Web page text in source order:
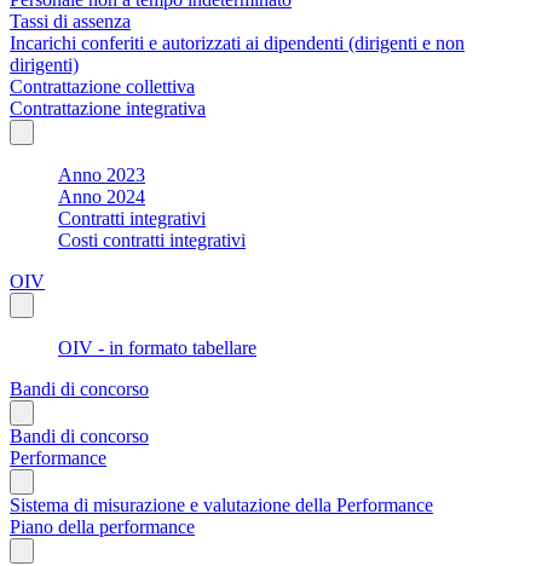
Tassi di assenza
Incarichi conferiti e autorizzati ai dipendenti (dirigenti e non
dirigenti)
Contrattazione collettiva
Contrattazione integrativa
Anno 2023
Anno 2024
Contratti integrativi
Costi contratti integrativi
OIV
OIV - in formato tabellare
Bandi di concorso
Bandi di concorso
Performance
Sistema di misurazione e valutazione della Performance
Piano della performance